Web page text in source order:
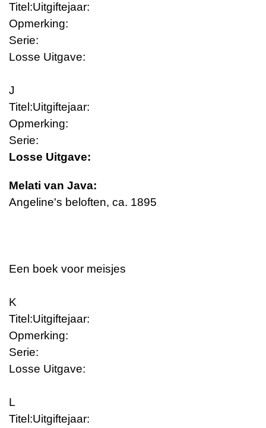
Titel:Uitgiftejaar:
Opmerking:
Serie:
Losse Uitgave:
J
Titel:Uitgiftejaar:
Opmerking:
Serie:
Losse Uitgave:
Melati van Java:
Angeline's beloften, ca. 1895
Een boek voor meisjes
K
Titel:Uitgiftejaar:
Opmerking:
Serie:
Losse Uitgave:
L
Titel:Uitgiftejaar: